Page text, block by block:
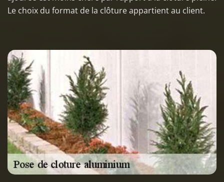
Le choix du format de la clôture appartient au client.